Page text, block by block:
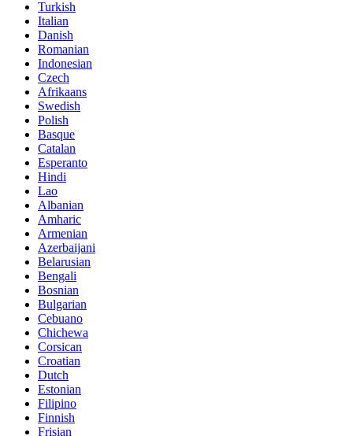
Turkish
Italian
Danish
Romanian
Indonesian
Czech
Afrikaans
Swedish
Polish
Basque
Catalan
Esperanto
Hindi
Lao
Albanian
Amharic
Armenian
Azerbaijani
Belarusian
Bengali
Bosnian
Bulgarian
Cebuano
Chichewa
Corsican
Croatian
Dutch
Estonian
Filipino
Finnish
Frisian